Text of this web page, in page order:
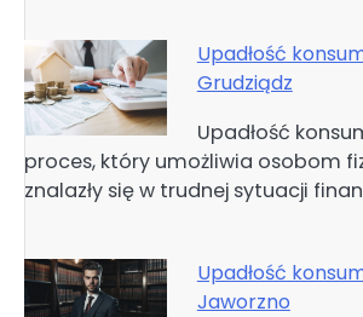
Upadłość
Grudziądz
Upadłość
proces, który umożliwia osobom
znalazły się w trudnej sytuacji
Upadłość
Jaworzno